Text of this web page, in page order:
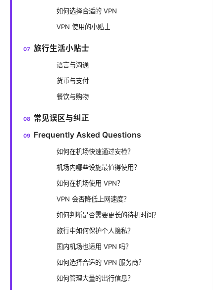
如何选择合适的 VPN
VPN 使用的小贴士
旅行生活小贴士
语言与沟通
货币与支付
餐饮与购物
常见误区与纠正
Frequently Asked Questions
如何在机场快速通过安检？
机场内哪些设施最值得使用？
如何在机场使用 VPN？
VPN 会否降低上网速度？
如何判断是否需要更长的待机时间？
旅行中如何保护个人隐私？
国内机场也适用 VPN 吗？
如何选择合适的 VPN 服务商？
如何管理大量的出行信息？